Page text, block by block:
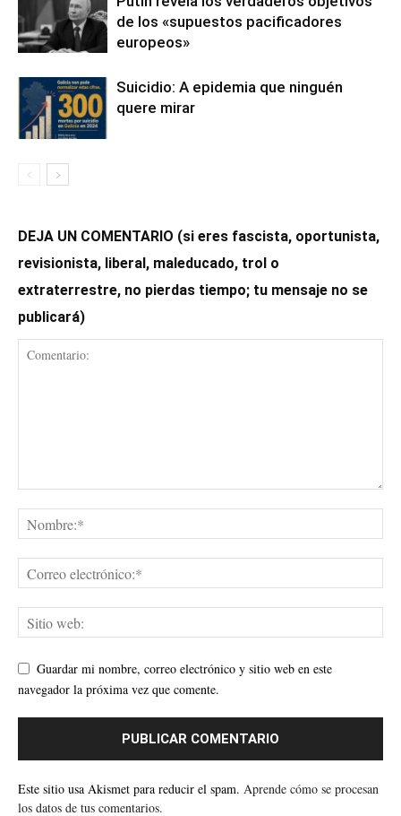
de los «supuestos pacificadores
europeos»
Suicidio: A epidemia que ninguén
quere mirar
DEJA UN COMENTARIO (si eres fascista, oportunista,
revisionista, liberal, maleducado, trol o
extraterrestre, no pierdas tiempo; tu mensaje no se
publicará)
Guardar mi nombre, correo electrónico y sitio web en este
navegador la próxima vez que comente.
Este sitio usa Akismet para reducir el spam. Aprende cómo se procesan
los datos de tus comentarios.